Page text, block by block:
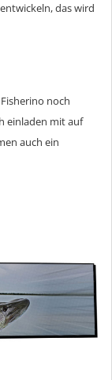
das wird
noch
einladen mit auf
auch ein